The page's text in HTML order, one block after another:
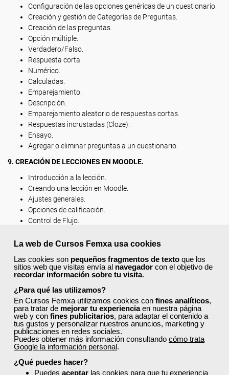
La web de Cursos Femxa usa cookies
Las cookies son pequeños fragmentos de texto que los
sitios web que visitas envía al navegador con el objetivo de
recordar información sobre tu visita.
¿Para qué las utilizamos?
En Cursos Femxa utilizamos cookies con fines analíticos,
para tratar de mejorar tu experienciaen nuestra página
web y con fines publicitarios, para adaptar el contenido a
tus gustos y personalizar nuestros anuncios, marketing y
publicaciones en redes sociales.
Puedes obtener más información consultando cómo trata
Google la información personal.
¿Qué puedes hacer?
Puedes aceptar las cookies para que tu experiencia
Configuración de las opciones genéricas de un cuestionario.
Creación y gestión de Categorías de Preguntas.
Creación de las preguntas.
Opción múltiple.
Verdadero/Falso.
Respuesta corta.
Numérico.
Calculadas.
Emparejamiento.
Descripción.
Emparejamiento aleatorio de respuestas cortas.
Respuestas incrustadas (Cloze).
Ensayo.
Agregar o eliminar preguntas a un cuestionario.
9. CREACIÓN DE LECCIONES EN MOODLE.
Introducción a la lección.
Creando una lección en Moodle.
Ajustes generales.
Opciones de calificación.
Control de Flujo.
Control de acceso.
Inserción de contenido en la lección.
Interfaz inicial para la creación de contenidos.
Inserción de páginas.
Inserción de una ramificación.
10. INTEGRACIÓN DE OTROS RECURSOS DIDÁCTICOS EN
TALLERES Y BASES DE DATOS.
Glosarios.
Configuración del Glosario.
Inserción de palabras en el Glosario.
Tareas.